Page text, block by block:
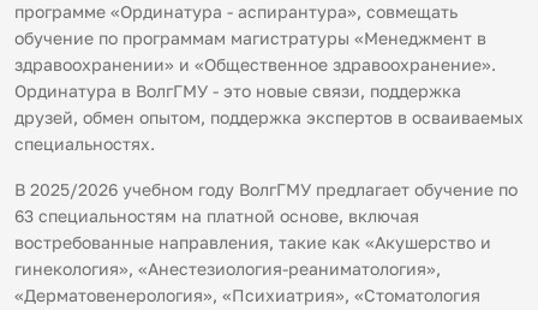
программе «Ординатура - аспирантура», совмещать
обучение по программам магистратуры «Менеджмент в
здравоохранении» и «Общественное здравоохранение».
Ординатура в ВолгГМУ - это новые связи, поддержка
друзей, обмен опытом, поддержка экспертов в осваиваемых
специальностях.
В 2025/2026 учебном году ВолгГМУ предлагает обучение по
63 специальностям на платной основе, включая
востребованные направления, такие как «Акушерство и
гинекология», «Анестезиология-реаниматология»,
«Дерматовенерология», «Психиатрия», «Стоматология